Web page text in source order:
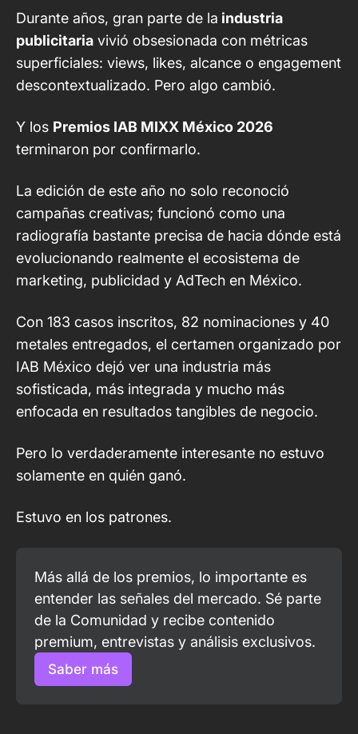
Durante años, gran parte de la industria
publicitaria vivió obsesionada con métricas
superficiales: views, likes, alcance o engagement
descontextualizado. Pero algo cambió.
Y los Premios IAB MIXX México 2026
terminaron por confirmarlo.
La edición de este año no solo reconoció
campañas creativas; funcionó como una
radiografía bastante precisa de hacia dónde está
evolucionando realmente el ecosistema de
marketing, publicidad y AdTech en México.
Con 183 casos inscritos, 82 nominaciones y 40
metales entregados, el certamen organizado por
IAB México dejó ver una industria más
sofisticada, más integrada y mucho más
enfocada en resultados tangibles de negocio.
Pero lo verdaderamente interesante no estuvo
solamente en quién ganó.
Estuvo en los patrones.
Más allá de los premios, lo importante es
entender las señales del mercado. Sé parte
de la Comunidad y recibe contenido
premium, entrevistas y análisis exclusivos.
Saber más